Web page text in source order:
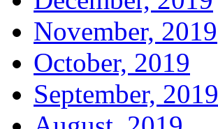
November, 2019
October, 2019
September, 2019